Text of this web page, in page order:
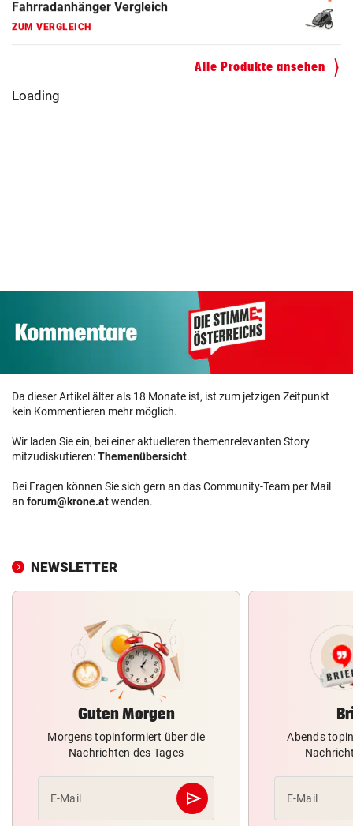
Kinderfahrrad Vergleich
ZUM VERGLEICH
Alle Produkte ansehen
Da dieser Artikel älter als 18 Monate ist, ist zum jetzigen Zeitpunkt
kein Kommentieren mehr möglich.
Wir laden Sie ein, bei einer aktuelleren themenrelevanten Story
mitzudiskutieren:Themenübersicht.
Bei Fragen können Sie sich gern an das Community-Team per Mail
an forum@krone.atwenden.
NEWSLETTER
Guten Morgen
Morgens topinformiert über die
Nachrichten des Tages
E-Mail send
Abschicken
Abends
E-Mail